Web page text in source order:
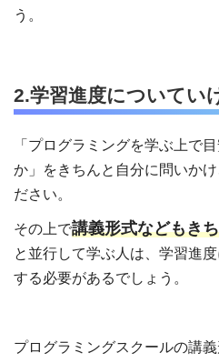
う。
2.学習進度についてい
「プログラミングを学ぶ上で
か」をきちんと自分に問いか
ださい。
その上で講義形式などもき
と並行して学ぶ人は、学習進
する必要があるでしょう。
プログラミングスクールの講